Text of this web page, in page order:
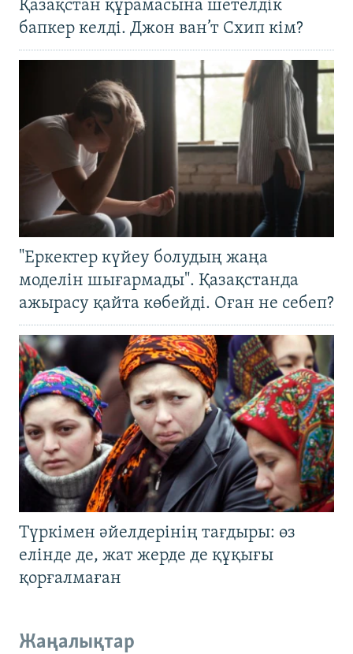
Қазақстан құрамасына шетелдік
бапкер келді. Джон ван’т Схип кім?
"Еркектер күйеу болудың жаңа
моделін шығармады". Қазақстанда
ажырасу қайта көбейді. Оған не себеп?
Түркімен әйелдерінің тағдыры: өз
елінде де, жат жерде де құқығы
қорғалмаған
Жаңалықтар